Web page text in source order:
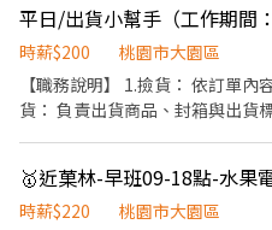
注意事項‼️ 需久站與久走、搬重物 配合加班：視訂單狀況配合加班
需求 📲 報名方式： 🟣幫我填寫廠商制式履
上回覆您~ 填完幫我加入官方帳號👉https://reurl.cc/Vn67LY 留下
全名+電話+職缺截圖+留言找餅乾
迎直接來電詢問應徵！
時薪$200
桃園市大園區
【職務說明】 1.撿貨： 依訂單
貨： 負責出貨商品、封箱與出貨
同事好相處： 團隊氣氛和諧、溝通直接。 備註: 上
10:00-17:00午休一小時)
時薪$220
桃園市大園區